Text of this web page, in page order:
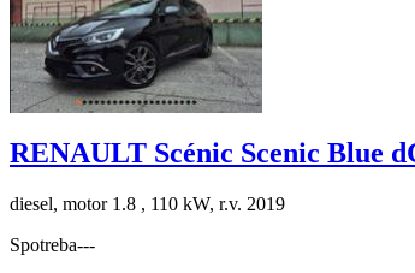
RENAULT Scénic Scenic Blue
diesel, motor 1.8 , 110 kW, r.v. 2019
Spotreba---